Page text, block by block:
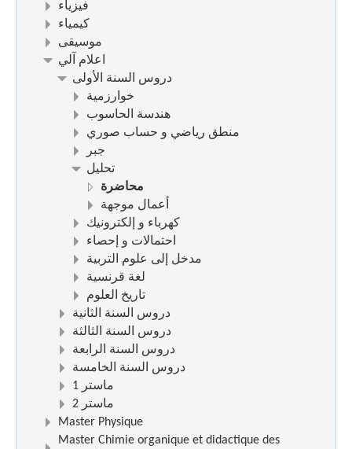
فيزياء
كيمياء
موسيقى
اعلام آلي
دروس السنة الأولى
خوارزمية
هندسة الحاسوب
منطق رياضي و حساب صوري
جبر
تحليل
محاضرة
أعمال موجهة
كهرباء و إلكترونيك
احتمالات و إحصاء
مدخل إلى علوم التربية
لغة قرنسية
تاريخ العلوم
دروس السنة الثانية
دروس السنة الثالثة
دروس السنة الرابعة
دروس السنة الخامسة
ماستر 1
ماستر 2
Master Physique
Master Chimie organique et didactique des